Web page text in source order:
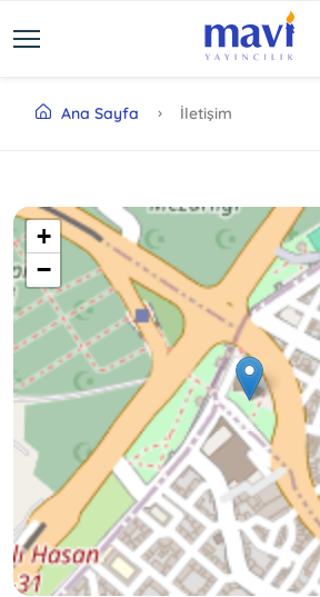
Ana Sayfa İletişim
+
−